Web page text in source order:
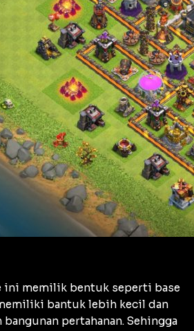
ini memilik bentuk seperti base
bantuk lebih kecil dan
pertahanan. Sehingga